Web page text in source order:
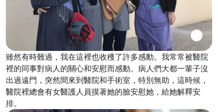
雖然有時難過，我在這裡也收穫了許多感動。我常常被醫院
裡的同事對病人的關心和安慰而感動。病人們大都一輩子沒
出過遠門，突然間來到醫院和手術室，特別無助，這時候，
醫院裡總會有女醫護人員摸著她的臉安慰她，給她解釋安
排。